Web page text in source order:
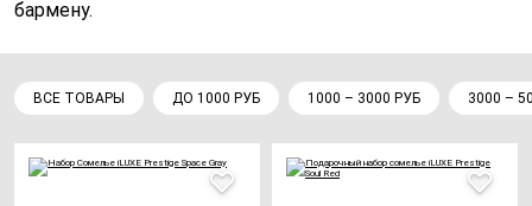
бармену.
ВСЕ ТОВАРЫ ДО 1000 РУБ 1000 – 3000 РУБ 3000 –